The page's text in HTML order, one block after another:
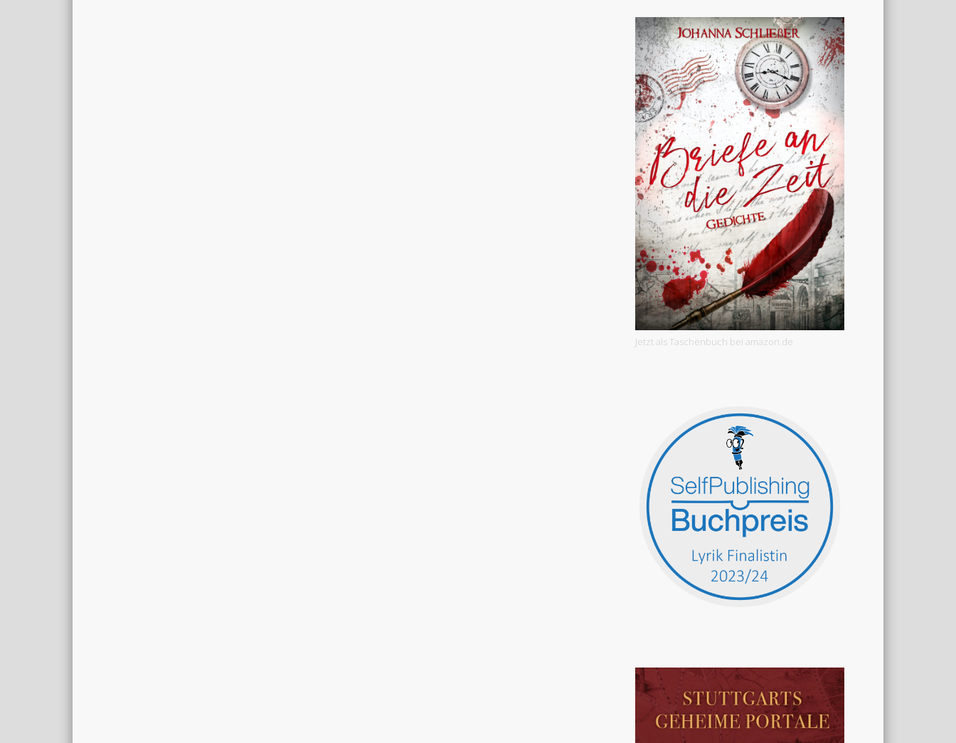
Jetzt als Taschenbuch bei amazon.de